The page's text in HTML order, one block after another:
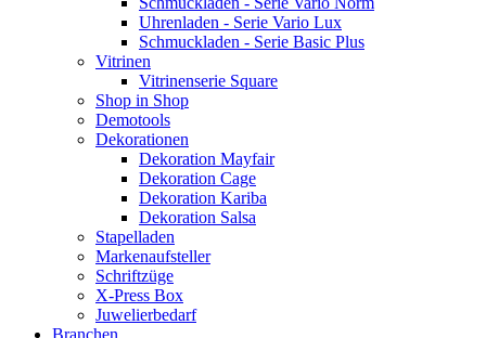
Uhrenladen - Serie Vario Lux
Schmuckladen - Serie Basic Plus
Vitrinen
Vitrinenserie Square
Shop in Shop
Demotools
Dekorationen
Dekoration Mayfair
Dekoration Cage
Dekoration Kariba
Dekoration Salsa
Stapelladen
Markenaufsteller
Schriftzüge
X-Press Box
Juwelierbedarf
Branchen